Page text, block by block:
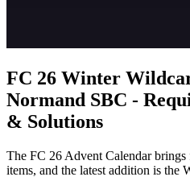
FC 26 Winter
Normand SBC -
& Solutions
The FC 26 Advent Calendar
items, and the latest addition is the